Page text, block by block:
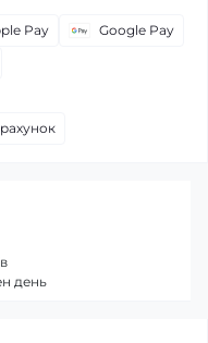
Pay
Google Pay
день